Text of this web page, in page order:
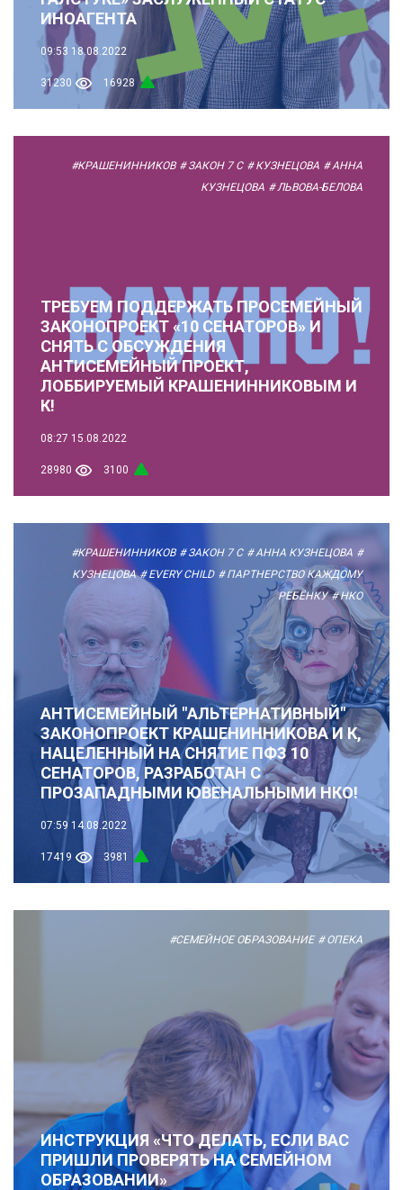
ИНОАГЕНТА
09:53 18.08.2022
31230 16928
#КРАШЕНИННИКОВ # ЗАКОН 7 С # КУЗНЕЦОВА # АННА
КУЗНЕЦОВА # ЛЬВОВА-БЕЛОВА
ТРЕБУЕМ ПОДДЕРЖАТЬ ПРОСЕМЕЙНЫЙ
ЗАКОНОПРОЕКТ «10 СЕНАТОРОВ» И
СНЯТЬ С ОБСУЖДЕНИЯ
АНТИСЕМЕЙНЫЙ ПРОЕКТ,
ЛОББИРУЕМЫЙ КРАШЕНИННИКОВЫМ И
К!
08:27 15.08.2022
28980 3100
#КРАШЕНИННИКОВ # ЗАКОН 7 С # АННА КУЗНЕЦОВА #
КУЗНЕЦОВА # EVERY CHILD # ПАРТНЕРСТВО КАЖДОМУ
РЕБЁНКУ # НКО
АНТИСЕМЕЙНЫЙ "АЛЬТЕРНАТИВНЫЙ"
ЗАКОНОПРОЕКТ КРАШЕНИННИКОВА И К,
НАЦЕЛЕННЫЙ НА СНЯТИЕ ПФЗ 10
СЕНАТОРОВ, РАЗРАБОТАН С
ПРОЗАПАДНЫМИ ЮВЕНАЛЬНЫМИ НКО!
07:59 14.08.2022
17419 3981
#СЕМЕЙНОЕ ОБРАЗОВАНИЕ # ОПЕКА
ИНСТРУКЦИЯ «ЧТО ДЕЛАТЬ, ЕСЛИ ВАС
ПРИШЛИ ПРОВЕРЯТЬ НА СЕМЕЙНОМ
ОБРАЗОВАНИИ»